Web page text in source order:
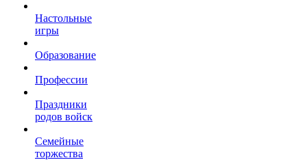
Настольные
игры
Образование
Профессии
Праздники
родов войск
Семейные
торжества